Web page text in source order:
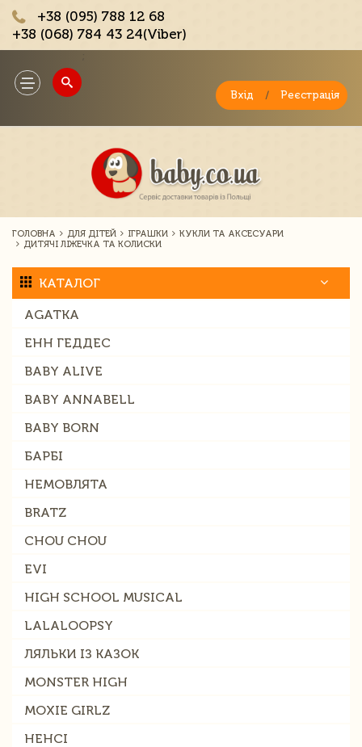
+38 (095) 788 12 68
+38 (068) 784 43 24(Viber)
Toggle
navigation
Вхід / Реєстрація
ГОЛОВНА ДЛЯ ДІТЕЙ ІГРАШКИ
КУКЛИ ТА АКСЕСУАРИ
ДИТЯЧІ ЛІЖЕЧКА ТА КОЛИСКИ
КАТАЛОГ
AGATKA
ЕНН ГЕДДЕС
BABY ALIVE
BABY ANNABELL
BABY BORN
БАРБІ
НЕМОВЛЯТА
BRATZ
CHOU CHOU
EVI
HIGH SCHOOL MUSICAL
LALALOOPSY
ЛЯЛЬКИ ІЗ КАЗОК
MONSTER HIGH
MOXIE GIRLZ
НЕНСІ